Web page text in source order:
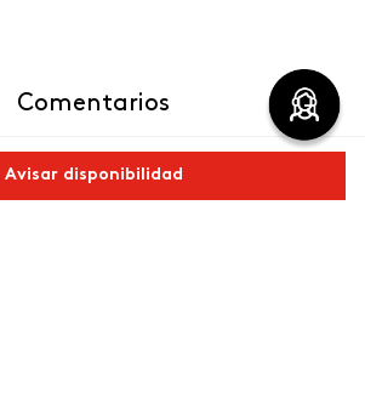
Avisar disponibilidad
Comentarios
cargando el resumen…